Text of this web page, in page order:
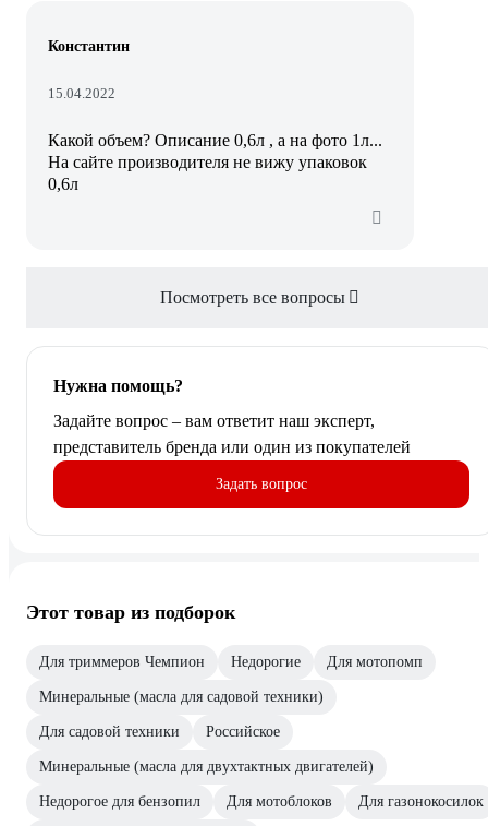
Константин
15.04.2022
Какой объем? Описание 0,6л , а на фото 1л...
На сайте производителя не вижу упаковок
0,6л
Посмотреть все вопросы
Нужна помощь?
Задайте вопрос – вам ответит наш эксперт,
представитель бренда или один из покупателей
Задать вопрос
Этот товар из подборок
Для триммеров Чемпион Недорогие Для мотопомп
Минеральные (масла для садовой техники)
Для садовой техники Российское
Минеральные (масла для двухтактных двигателей)
Недорогое для бензопил Для мотоблоков Для газонокосилок